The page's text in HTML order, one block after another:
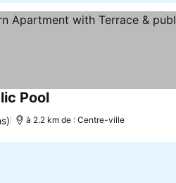
Pool
à 2.2 km de : Centre-ville